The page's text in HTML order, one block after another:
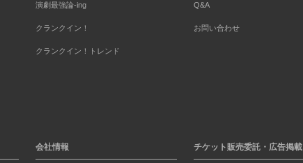
演劇最強論-ing
クランクイン！
クランクイン！トレンド
Q&A
お問い合わせ
会社情報 チケット販売委託・広告掲載